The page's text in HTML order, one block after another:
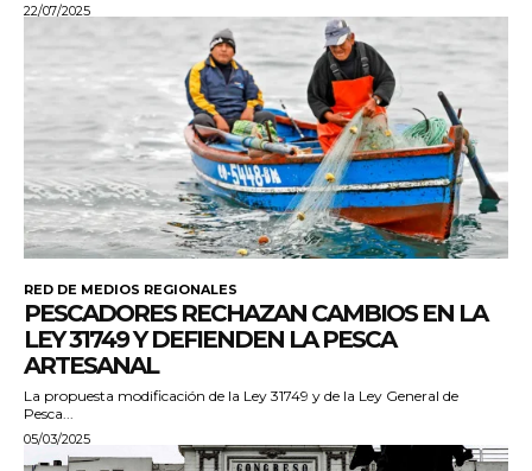
22/07/2025
RED DE MEDIOS REGIONALES
PESCADORES RECHAZAN CAMBIOS EN LA
LEY 31749 Y DEFIENDEN LA PESCA
ARTESANAL
La propuesta modificación de la Ley 31749 y de la Ley General de
Pesca...
05/03/2025